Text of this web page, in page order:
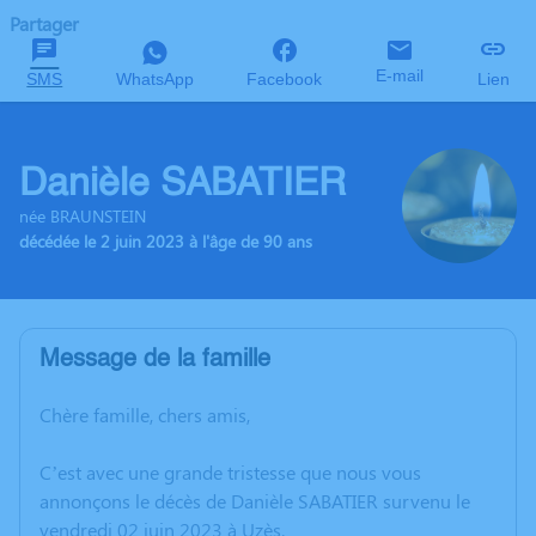
Partager
SMS WhatsApp Facebook E-mail Lien
Danièle SABATIER
née BRAUNSTEIN
décédée le 2 juin 2023 à l'âge de 90 ans
Message de la famille
Chère famille, chers amis,
C’est avec une grande tristesse que nous vous
annonçons le décès de Danièle SABATIER survenu le
vendredi 02 juin 2023 à Uzès.